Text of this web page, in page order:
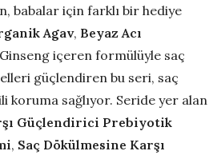
babalar için farklı bir hediye
Agav, Beyaz Acı
içeren formülüyle saç
güçlendiren bu seri, saç
koruma sağlıyor. Seride yer alan
Güçlendirici Prebiyotik
, Saç Dökülmesine Karşı